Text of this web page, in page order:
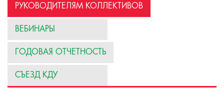
РУКОВОДИТЕЛЯМ КОЛЛЕКТИВОВ
ВЕБИНАРЫ
ГОДОВАЯ ОТЧЕТНОСТЬ
СЪЕЗД КДУ